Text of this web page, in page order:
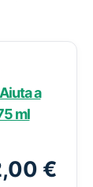
a
ml
€